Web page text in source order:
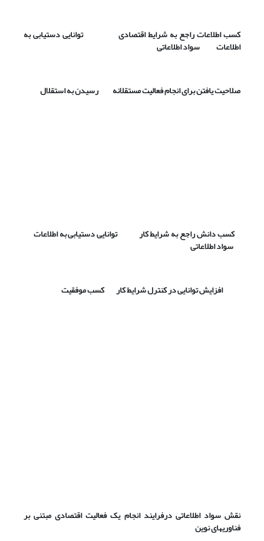
کسب اطلاعات راجع به شرایط اقتصادی توانایی دستیابی به
اطلاعات سواد اطلاعاتی
صلاحیت یافتن برای انجام فعالیت مستقلانه رسیدن به استقلال
کسب دانش راجع به شرایط کار توانایی دستیابی به اطلاعات
سواد اطلاعاتی
افزایش توانایی در کنترل شرایط کار کسب موفقیت
نقش سواد اطلاعاتی درفرایند انجام یک فعالیت اقتصادی مبتنی بر
فناوریهای نوین